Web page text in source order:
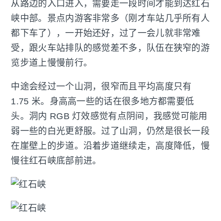
从路边的入口进入，需要走一段时间才能到达红石
峡中部。景点内游客非常多（刚才车站几乎所有人
都下车了），一开始还好，过了一会儿就非常难
受，跟火车站排队的感觉差不多，队伍在狭窄的游
览步道上慢慢前行。
中途会经过一个山洞，很窄而且平均高度只有
1.75 米。身高高一些的话在很多地方都需要低
头。洞内 RGB 灯效感觉有点阴间，我感觉可能用
弱一些的白光更舒服。过了山洞，仍然是很长一段
在崖壁上的步道。沿着步道继续走，高度降低，慢
慢往红石峡底部前进。